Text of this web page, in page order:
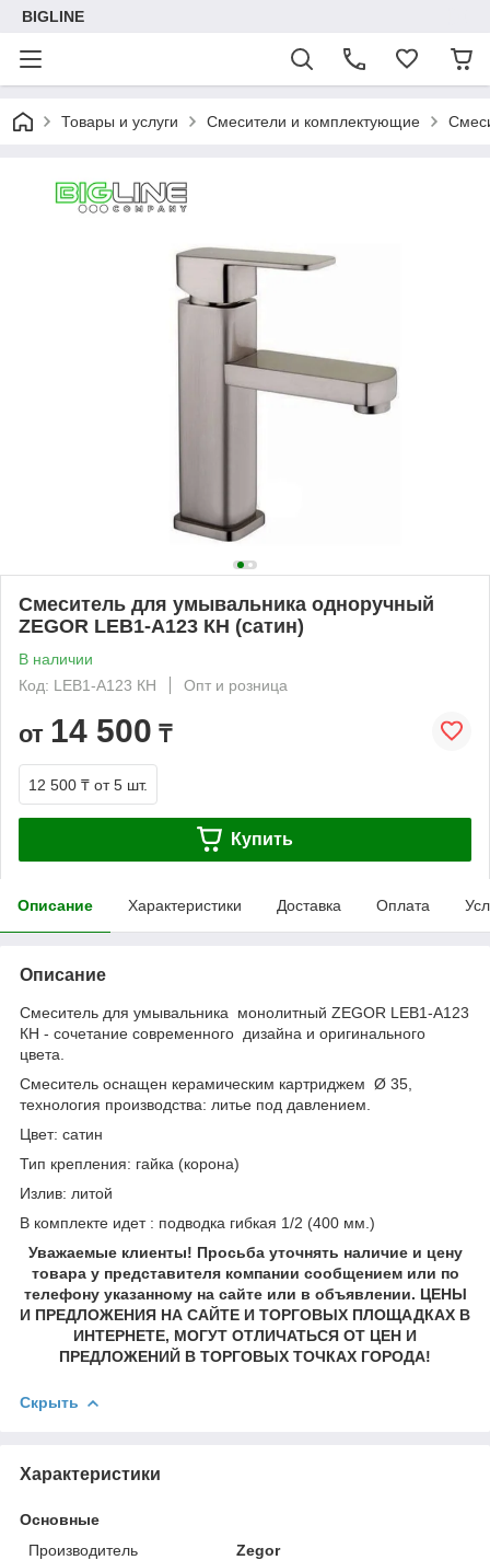
BIGLINE
Товары и услуги Смесители и комплектующие
Смеситель для умывальника одноручный
ZEGOR LEB1-A123 КН (сатин)
В наличии
Код: LEB1-A123 КН
Опт и розница
от 14 500 ₸
12 500 ₸ от 5 шт.
Купить
Описание Характеристики Доставка Оплата
Описание
Смеситель для умывальника монолитный ZEGOR LEB1-A123
КН - сочетание современного дизайна и оригинального
цвета.
Смеситель оснащен керамическим картриджем Ø 35,
технология производства: литье под давлением.
Цвет: сатин
Тип крепления: гайка (корона)
Излив: литой
В комплекте идет : подводка гибкая 1/2 (400 мм.)
Уважаемые клиенты! Просьба уточнять наличие и цену
товара у представителя компании сообщением или по
телефону указанному на сайте или в объявлении. ЦЕНЫ
И ПРЕДЛОЖЕНИЯ НА САЙТЕ И ТОРГОВЫХ ПЛОЩАДКАХ В
ИНТЕРНЕТЕ, МОГУТ ОТЛИЧАТЬСЯ ОТ ЦЕН И
ПРЕДЛОЖЕНИЙ В ТОРГОВЫХ ТОЧКАХ ГОРОДА!
Скрыть
Характеристики
Основные
Производитель
Zegor